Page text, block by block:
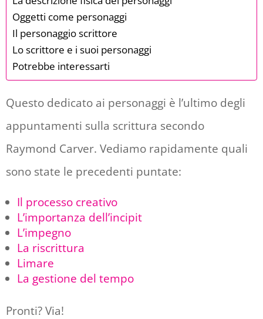
Oggetti come personaggi
Il personaggio scrittore
Lo scrittore e i suoi personaggi
Potrebbe interessarti
Questo dedicato ai personaggi è l’ultimo degli
appuntamenti sulla scrittura secondo
Raymond Carver. Vediamo rapidamente quali
sono state le precedenti puntate:
Il processo creativo
L’importanza dell’incipit
L’impegno
La riscrittura
Limare
La gestione del tempo
Pronti? Via!